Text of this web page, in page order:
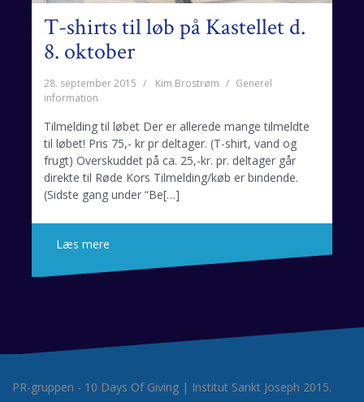
T-shirts til løb på Kastellet d.
8. oktober
28. september 2015 Kim Brostrøm
Generel
information
Tilmelding til løbet Der er allerede mange tilmeldte
til løbet! Pris 75,- kr pr deltager. (T-shirt, vand og
frugt) Overskuddet på ca. 25,-kr. pr. deltager går
direkte til Røde Kors Tilmelding/køb er bindende.
(Sidste gang under “Be[…]
Læs mere
PR-gruppen - 10 Days Of Giving | Institut Sankt Joseph 2015.